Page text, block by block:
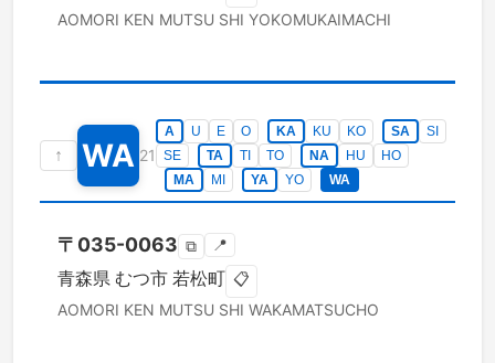
AOMORI KEN MUTSU SHI YOKOMUKAIMACHI
↑ WA 21
A U E O KA KU KO SA
SI
SE
TA TI TO NA HU
HO
MA
MI YA YO WA
〒 035-0063 ⧉ 📍
青森県 むつ市 若松町 📋
AOMORI KEN MUTSU SHI WAKAMATSUCHO